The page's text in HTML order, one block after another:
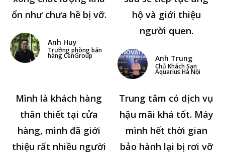
ổn như chưa hề bị vỡ.
Anh Huy
Trưởng phòng bán
hàng CenGroup
hộ và giới thiệu
người quen.
Anh Trung
Chủ Khách Sạn
Aquarius Hà Nội
Mình là khách hàng
thân thiết tại cửa
hàng, mình đã giới
thiệu rất nhiều người
Trung tâm có dịch vụ
hậu mãi khá tốt. Máy
mình hết thời gian
bảo hành lại bị rơi vỡ